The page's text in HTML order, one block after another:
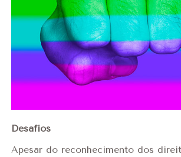
Desafios
Apesar do reconhecimento dos